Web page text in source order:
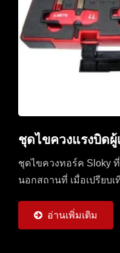
ชุดไขควงแรงบิด
ชุดไขควงทอร์ค Sloky
นอกสถานที่ เมื่อเปรียบ
อ่านเพิ่มเติม